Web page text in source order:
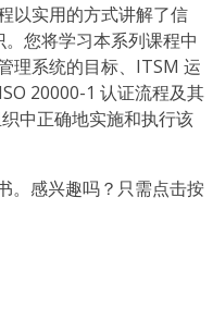
以实用的方式讲解了信
您将学习本系列课程中
理系统的目标、ITSM 运
20000-1 认证流程及其
中正确地实施和执行该
。感兴趣吗？只需点击按